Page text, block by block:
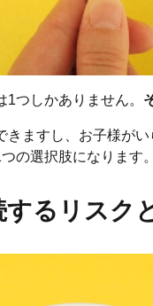
つしかありません。
きますし、お子様が
の選択肢になります。
るリスク